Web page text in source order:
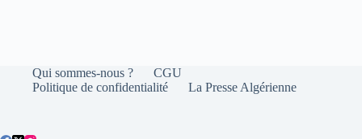
Qui sommes-nous ?
CGU
Politique de confidentialité
La Presse Algérienne